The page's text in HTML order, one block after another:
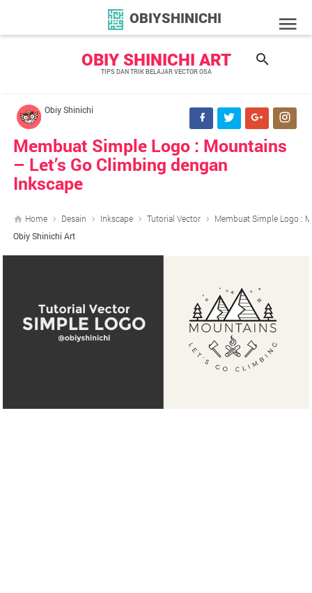
OBIYSHINICHI
OBIY SHINICHI ART
TIPS DAN TRIK BELAJAR VECTOR OSA
Obiy Shinichi
Membuat Simple Logo : Mountains
– Let’s Go Climbing dengan
Inkscape
Home Desain Inkscape Tutorial Vector
Membuat Simple Logo :
Obiy Shinichi Art